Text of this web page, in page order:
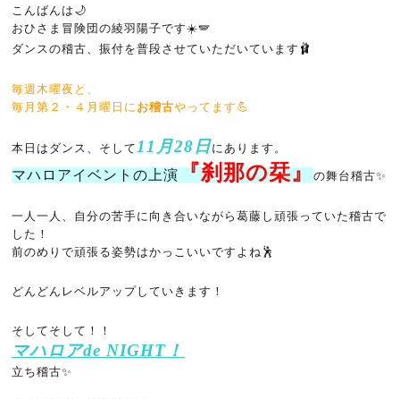
こんばんは🌙
おひさま冒険団の綾羽陽子です☀️🪽
ダンスの稽古、振付を普段させていただいています🩰
毎週木曜夜と、
毎月第２・４月曜日に お稽古やってます💪
本日はダンス、そして 11月28日にあります。
マハロアイベントの上演『刹那の栞』の舞台稽古✨
一人一人、自分の苦手に向き合いながら葛藤し頑張っていた稽古で
した！
前のめりで頑張る姿勢はかっこいいですよね🕺
どんどんレベルアップしていきます！
そしてそして！！
マハロアde NIGHT！
立ち稽古✨